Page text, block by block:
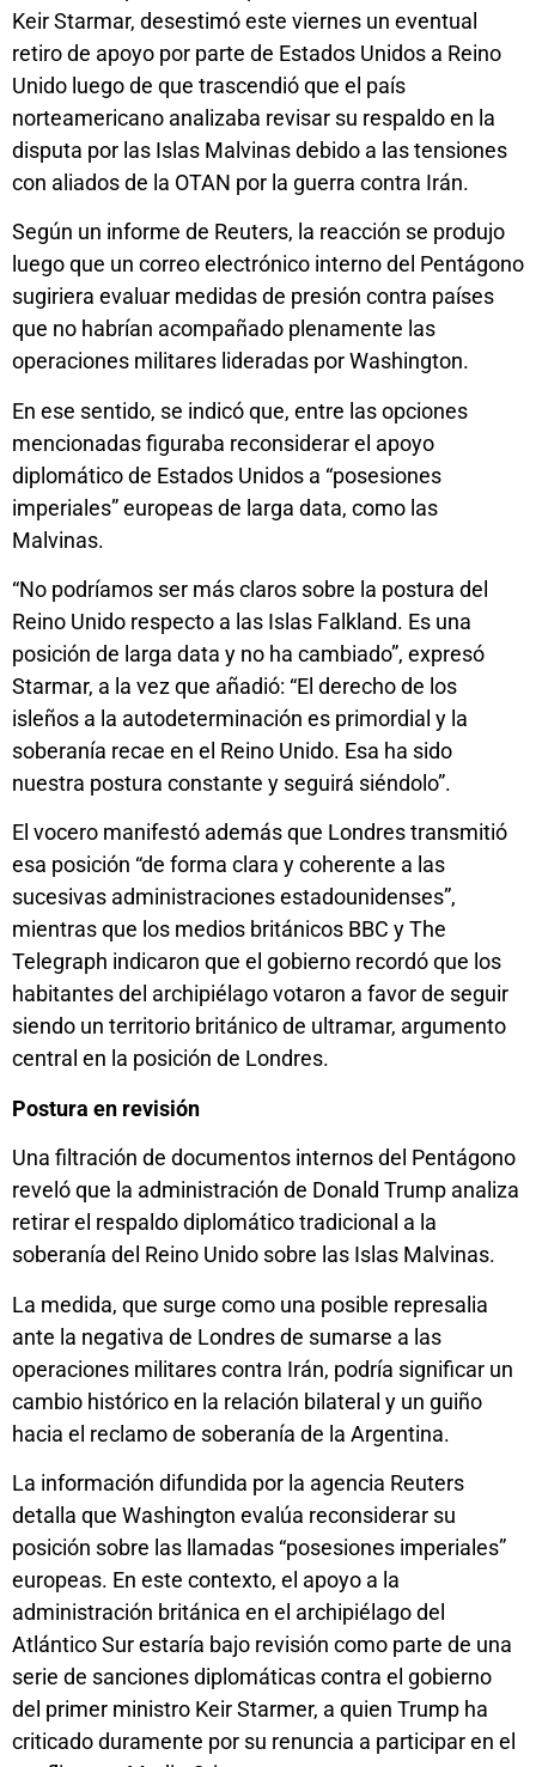
Keir Starmar, desestimó este viernes un eventual
retiro de apoyo por parte de Estados Unidos a Reino
Unido luego de que trascendió que el país
norteamericano analizaba revisar su respaldo en la
disputa por las Islas Malvinas debido a las tensiones
con aliados de la OTAN por la guerra contra Irán.
Según un informe de Reuters, la reacción se produjo
luego que un correo electrónico interno del Pentágono
sugiriera evaluar medidas de presión contra países
que no habrían acompañado plenamente las
operaciones militares lideradas por Washington.
En ese sentido, se indicó que, entre las opciones
mencionadas figuraba reconsiderar el apoyo
diplomático de Estados Unidos a “posesiones
imperiales” europeas de larga data, como las
Malvinas.
“No podríamos ser más claros sobre la postura del
Reino Unido respecto a las Islas Falkland. Es una
posición de larga data y no ha cambiado”, expresó
Starmar, a la vez que añadió: “El derecho de los
isleños a la autodeterminación es primordial y la
soberanía recae en el Reino Unido. Esa ha sido
nuestra postura constante y seguirá siéndolo”.
El vocero manifestó además que Londres transmitió
esa posición “de forma clara y coherente a las
sucesivas administraciones estadounidenses”,
mientras que los medios británicos BBC y The
Telegraph indicaron que el gobierno recordó que los
habitantes del archipiélago votaron a favor de seguir
siendo un territorio británico de ultramar, argumento
central en la posición de Londres.
Postura en revisión
Una filtración de documentos internos del Pentágono
reveló que la administración de Donald Trump analiza
retirar el respaldo diplomático tradicional a la
soberanía del Reino Unido sobre las Islas Malvinas.
La medida, que surge como una posible represalia
ante la negativa de Londres de sumarse a las
operaciones militares contra Irán, podría significar un
cambio histórico en la relación bilateral y un guiño
hacia el reclamo de soberanía de la Argentina.
La información difundida por la agencia Reuters
detalla que Washington evalúa reconsiderar su
posición sobre las llamadas “posesiones imperiales”
europeas. En este contexto, el apoyo a la
administración británica en el archipiélago del
Atlántico Sur estaría bajo revisión como parte de una
serie de sanciones diplomáticas contra el gobierno
del primer ministro Keir Starmer, a quien Trump ha
criticado duramente por su renuncia a participar en el